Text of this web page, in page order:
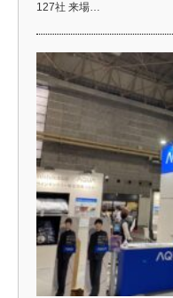
127社 来場…